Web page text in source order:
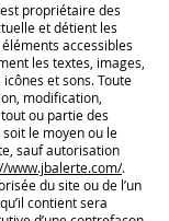
propriétaire des
et détient les
accessibles
les textes, images,
et sons. Toute
modification,
ou partie des
le moyen ou le
sauf autorisation
www.jbalerte.com/.
du site ou de l’un
contient sera